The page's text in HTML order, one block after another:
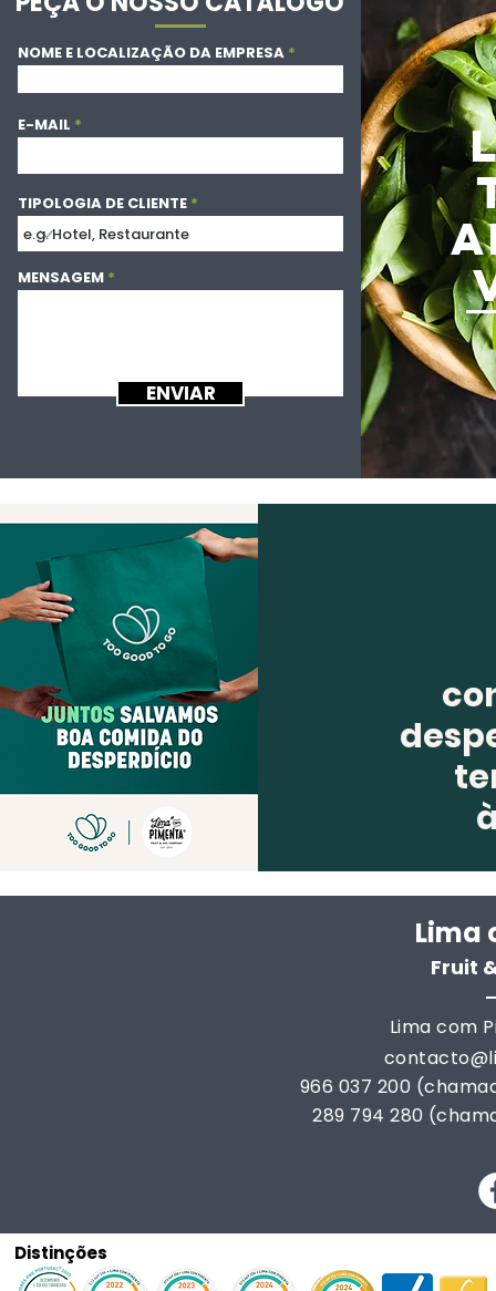
NOME E LOCALIZAÇÃO DA EMPRESA
E-MAIL
TIPOLOGIA DE CLIENTE
MENSAGEM
ENVIAR
Lima
Fruit
Lima com
966 037 200
289 794 280
Distinções